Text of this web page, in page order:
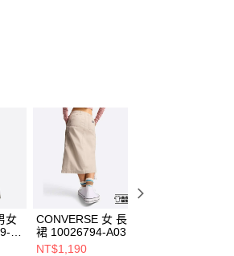
別帳號之用戶狀況，依本公司
不足之情形，本公司將視審查
註冊。若發現惡意使用之情
戶之使用額度並採取法律行
女
CONVERSE 女 長
裙 10026794-A03
NT$1,190